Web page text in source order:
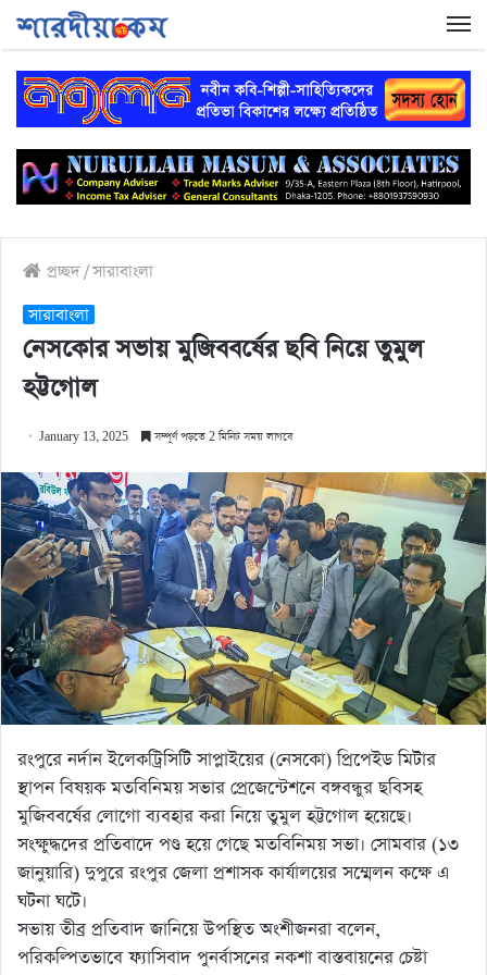
প্রচ্ছদ/সারাবাংলা
সারাবাংলা
নেসকোর সভায় মুজিববর্ষের ছবি নিয়ে তুমুল
হট্টগোল
January 13, 2025 সম্পূর্ণ পড়তে 2 মিনিট সময় লাগবে
রংপুরে নর্দান ইলেকট্রিসিটি সাপ্লাইয়ের (নেসকো) প্রিপেইড মিটার
স্থাপন বিষয়ক মতবিনিময় সভার প্রেজেন্টেশনে বঙ্গবন্ধুর ছবিসহ
মুজিববর্ষের লোগো ব্যবহার করা নিয়ে তুমুল হট্টগোল হয়েছে।
সংক্ষুদ্ধদের প্রতিবাদে পণ্ড হয়ে গেছে মতবিনিময় সভা। সোমবার (১৩
জানুয়ারি) দুপুরে রংপুর জেলা প্রশাসক কার্যালয়ের সম্মেলন কক্ষে এ
ঘটনা ঘটে।
সভায় তীব্র প্রতিবাদ জানিয়ে উপস্থিত অংশীজনরা বলেন,
পরিকল্পিতভাবে ফ্যাসিবাদ পুনর্বাসনের নকশা বাস্তবায়নের চেষ্টা